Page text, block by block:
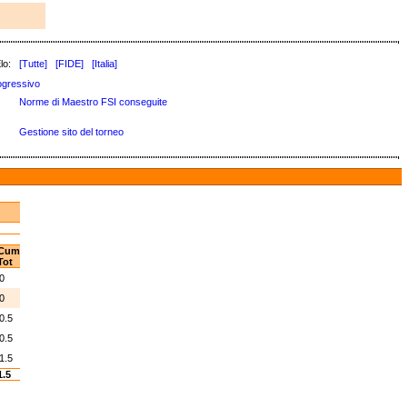
[Tutte] [FIDE]
[Italia]
Norme di Maestro FSI conseguite
Gestione sito del torneo
0
0
0.5
0.5
1.5